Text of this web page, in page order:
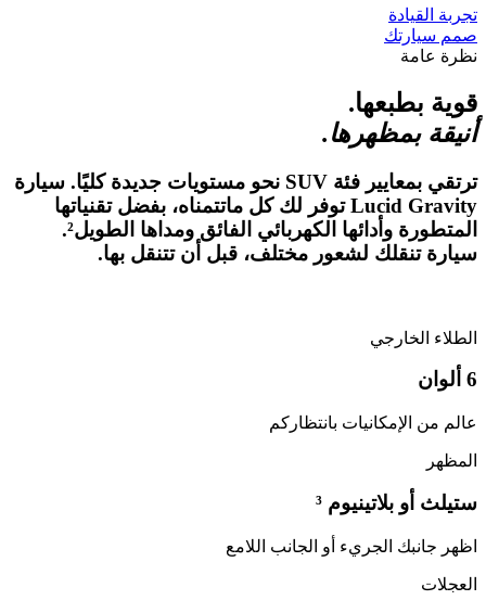
تجربة القيادة
صمم سيارتك
نظرة عامة
قوية بطبعها.
أنيقة بمظهرها.
ترتقي بمعايير فئة SUV نحو مستويات جديدة كليًا. سيارة
Lucid Gravity توفر لك كل ماتتمناه، بفضل تقنياتها
المتطورة وأدائها الكهربائي الفائق ومداها الطويل².
سيارة تنقلك لشعور مختلف، قبل أن تتنقل بها.
الطلاء الخارجي
6 ألوان
عالم من الإمكانيات بانتظاركم
المظهر
ستيلث أو بلاتينيوم ³
اظهر جانبك الجريء أو الجانب اللامع
العجلات